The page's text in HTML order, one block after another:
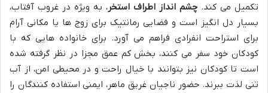
تکمیل می کند. چشم انداز اطراف استخر، به ویژه در غروب آفتاب،
بسیار دل انگیز است و فضایی رمانتیک برای زوج ها یا مکانی آرام
برای استراحت انفرادی فراهم می آورد. برای خانواده هایی که با
کودکان خود سفر می کنند، بخش کم عمق مجزا در نظر گرفته شده
است تا کودکان نیز بتوانند با خیال راحت و در محیطی امن، از آب
تنی لذت ببرند. حضور ناجیان غریق ماهر، ایمنی استفاده کنندگان را